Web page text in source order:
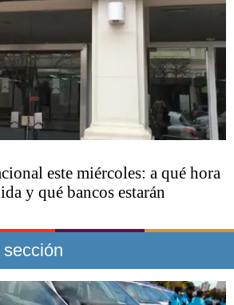
este miércoles: a qué hora
y qué bancos estarán